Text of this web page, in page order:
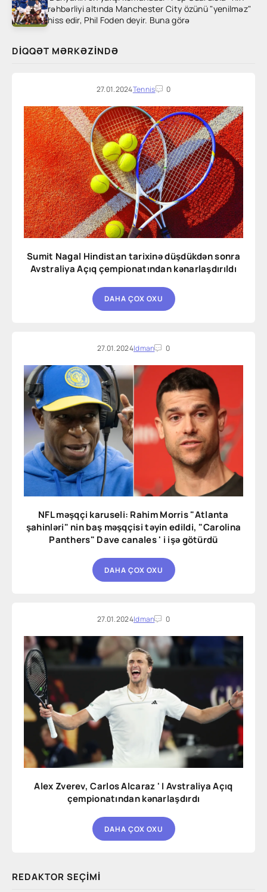
rəhbərliyi altında Manchester City özünü "yenilməz"
hiss edir, Phil Foden deyir. Buna görə
DIQQƏT MƏRKƏZINDƏ
27.01.2024Tennis 0
Sumit Nagal Hindistan tarixinə düşdükdən sonra
Avstraliya Açıq çempionatından kənarlaşdırıldı
DAHA ÇOX OXU
27.01.2024Idman 0
NFL məşqçi karuseli: Rahim Morris "Atlanta
şahinləri" nin baş məşqçisi təyin edildi, "Carolina
Panthers" Dave canales ' i işə götürdü
DAHA ÇOX OXU
27.01.2024Idman 0
Alex Zverev, Carlos Alcaraz ' I Avstraliya Açıq
çempionatından kənarlaşdırdı
DAHA ÇOX OXU
REDAKTOR SEÇIMI